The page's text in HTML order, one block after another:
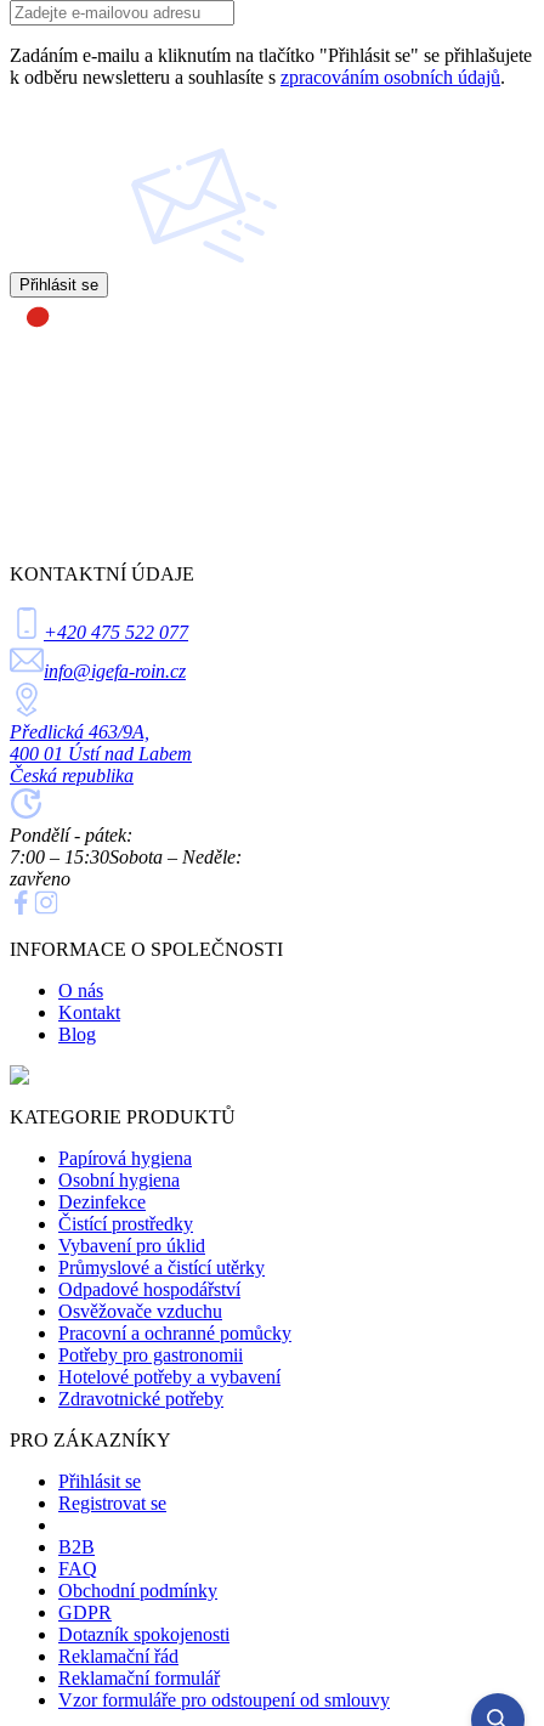
Zadáním e-mailu a kliknutím na tlačítko "Přihlásit se" se přihlašujete
k odběru newsletteru a souhlasíte s zpracováním osobních údajů.
Přihlásit se
KONTAKTNÍ ÚDAJE
+420 475 522 077
info@igefa-roin.cz
Předlická 463/9A,
400 01 Ústí nad Labem
Česká republika
Pondělí - pátek:
7:00 – 15:30Sobota – Neděle:
zavřeno
INFORMACE O SPOLEČNOSTI
O nás
Kontakt
Blog
KATEGORIE PRODUKTŮ
Papírová hygiena
Osobní hygiena
Dezinfekce
Čistící prostředky
Vybavení pro úklid
Průmyslové a čistící utěrky
Odpadové hospodářství
Osvěžovače vzduchu
Pracovní a ochranné pomůcky
Potřeby pro gastronomii
Hotelové potřeby a vybavení
Zdravotnické potřeby
PRO ZÁKAZNÍKY
Přihlásit se
Registrovat se
B2B
FAQ
Obchodní podmínky
GDPR
Dotazník spokojenosti
Reklamační řád
Reklamační formulář
Vzor formuláře pro odstoupení od smlouvy